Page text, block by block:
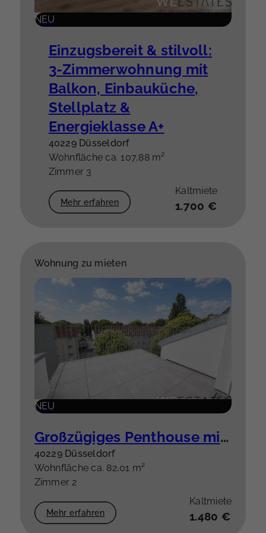
NEU
Einzugsbereit & stilvoll:
3-Zimmerwohnung mit
Balkon, Einbauküche,
Stellplatz &
Energieklasse A+
40229 Düsseldorf
Wohnfläche ca. 107,88 m²
Zimmer 3
Mehr erfahren
Kaltmiete
1.700 €
Wohnung zu mieten
NEU
Großzügiges Penthouse mit besonderem Grundriss & hochwertiger Einbauküche plus Stellplatz
40229 Düsseldorf
Wohnfläche ca. 82,01 m²
Zimmer 2
Mehr erfahren
Kaltmiete
1.480 €